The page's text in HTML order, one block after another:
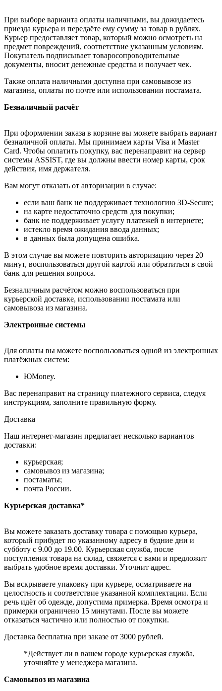
При выборе варианта оплаты наличными, вы дожидаетесь
приезда курьера и передаёте ему сумму за товар в рублях.
Курьер предоставляет товар, который можно осмотреть на
предмет повреждений, соответствие указанным условиям.
Покупатель подписывает товаросопроводительные
документы, вносит денежные средства и получает чек.
Также оплата наличными доступна при самовывозе из
магазина, оплаты по почте или использовании постамата.
Безналичный расчёт
При оформлении заказа в корзине вы можете выбрать вариант
безналичной оплаты. Мы принимаем карты Visa и Master
Card. Чтобы оплатить покупку, вас перенаправит на сервер
системы ASSIST, где вы должны ввести номер карты, срок
действия, имя держателя.
Вам могут отказать от авторизации в случае:
если ваш банк не поддерживает технологию 3D-Secure;
на карте недостаточно средств для покупки;
банк не поддерживает услугу платежей в интернете;
истекло время ожидания ввода данных;
в данных была допущена ошибка.
В этом случае вы можете повторить авторизацию через 20
минут, воспользоваться другой картой или обратиться в свой
банк для решения вопроса.
Безналичным расчётом можно воспользоваться при
курьерской доставке, использовании постамата или
самовывоза из магазина.
Электронные системы
Для оплаты вы можете воспользоваться одной из электронных
платёжных систем:
ЮMoney.
Вас перенаправит на страницу платежного сервиса, следуя
инструкциям, заполните правильную форму.
Доставка
Наш интернет-магазин предлагает несколько вариантов
доставки:
курьерская;
самовывоз из магазина;
постаматы;
почта России.
Курьерская доставка*
Вы можете заказать доставку товара с помощью курьера,
который прибудет по указанному адресу в будние дни и
субботу с 9.00 до 19.00. Курьерская служба, после
поступления товара на склад, свяжется с вами и предложит
выбрать удобное время доставки. Уточнит адрес.
Вы вскрываете упаковку при курьере, осматриваете на
целостность и соответствие указанной комплектации. Если
речь идёт об одежде, допустима примерка. Время осмотра и
примерки ограничено 15 минутами. После вы можете
отказаться частично или полностью от покупки.
Доставка бесплатна при заказе от 3000 рублей.
*Действует ли в вашем городе курьерская служба,
уточняйте у менеджера магазина.
Самовывоз из магазина